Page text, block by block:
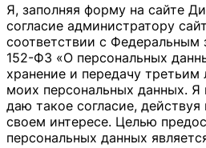
Я, заполняя форму на сайте
согласие администратору
соответствии с Федеральным
152-ФЗ «О персональных
хранение и передачу третьим
моих персональных данных.
даю такое согласие,
своем интересе. Целью
персональных данных